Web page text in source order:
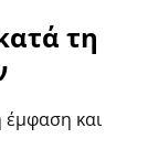
τη
έμφαση και